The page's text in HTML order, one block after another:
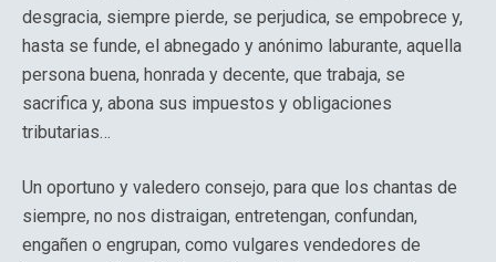
desgracia, siempre pierde, se perjudica, se empobrece y,
hasta se funde, el abnegado y anónimo laburante, aquella
persona buena, honrada y decente, que trabaja, se
sacrifica y, abona sus impuestos y obligaciones
tributarias…
Un oportuno y valedero consejo, para que los chantas de
siempre, no nos distraigan, entretengan, confundan,
engañen o engrupan, como vulgares vendedores de